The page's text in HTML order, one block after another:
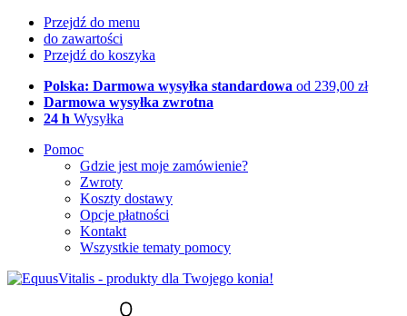
Przejdź do menu
do zawartości
Przejdź do koszyka
Polska: Darmowa wysyłka standardowa od 239,00 zł
Darmowa wysyłka zwrotna
24 h Wysyłka
Pomoc
Gdzie jest moje zamówienie?
Zwroty
Koszty dostawy
Opcje płatności
Kontakt
Wszystkie tematy pomocy